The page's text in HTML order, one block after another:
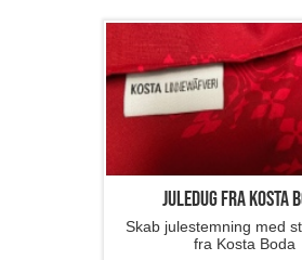
Juledug fra Kosta
Skab julestemning med
fra Kosta Boda